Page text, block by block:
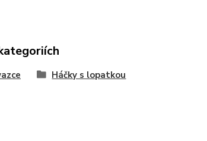
Háčky s lopatkou